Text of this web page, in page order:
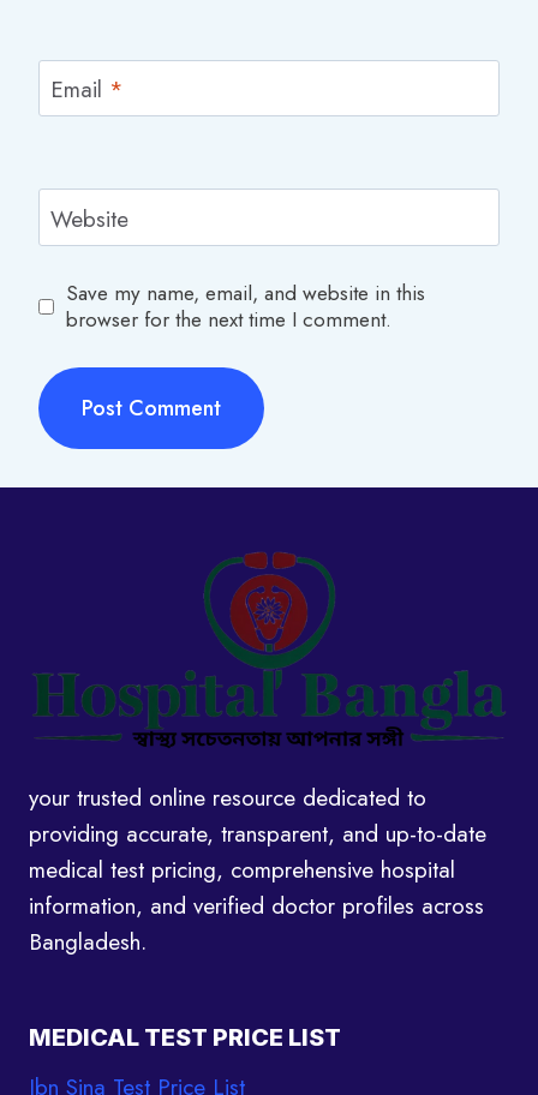
Email *
Website
Save my name, email, and website in this
browser for the next time I comment.
your trusted online resource dedicated to
providing accurate, transparent, and up-to-date
medical test pricing, comprehensive hospital
information, and verified doctor profiles across
Bangladesh.
MEDICAL TEST PRICE LIST
Ibn Sina Test Price List